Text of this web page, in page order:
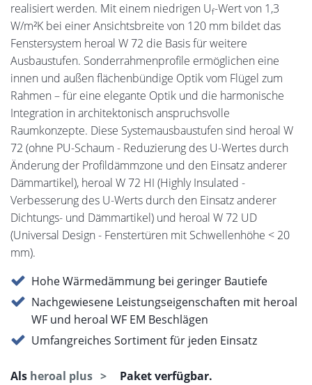
realisiert werden. Mit einem niedrigen Uf-Wert von 1,3
W/m²K bei einer Ansichtsbreite von 120 mm bildet das
Fenstersystem heroal W 72 die Basis für weitere
Ausbaustufen. Sonderrahmenprofile ermöglichen eine
innen und außen flächenbündige Optik vom Flügel zum
Rahmen – für eine elegante Optik und die harmonische
Integration in architektonisch anspruchsvolle
Raumkonzepte. Diese Systemausbaustufen sind heroal W
72 (ohne PU-Schaum - Reduzierung des U-Wertes durch
Änderung der Profildämmzone und den Einsatz anderer
Dämmartikel), heroal W 72 HI (Highly Insulated -
Verbesserung des U-Werts durch den Einsatz anderer
Dichtungs- und Dämmartikel) und heroal W 72 UD
(Universal Design - Fenstertüren mit Schwellenhöhe < 20
mm).
Hohe Wärmedämmung bei geringer Bautiefe
Nachgewiesene Leistungseigenschaften mit heroal
WF und heroal WF EM Beschlägen
Umfangreiches Sortiment für jeden Einsatz
Als heroal plus Paket verfügbar.